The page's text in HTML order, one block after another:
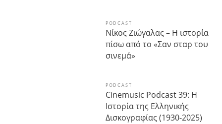
PODCAST
Νίκος Ζιώγαλας – Η ιστορία
πίσω από το «Σαν σταρ του
σινεμά»
PODCAST
Cinemusic Podcast 39: Η
Ιστορία της Ελληνικής
Δισκογραφίας (1930-2025)